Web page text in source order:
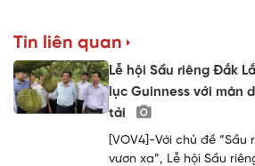
Tin liên quan
Lễ hội Sầu riêng Đắk
lục Guinness với màn
tải
[VOV4]-Với chủ đề
vươn xa”, Lễ hội Sầu